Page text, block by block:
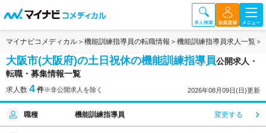
マイナビコメディカル 機能訓練指導員の転職情報 機能訓練指導員求人一覧
大阪市(大阪府)の土日祝休の機能訓練指導員公開求人・
転職・募集情報一覧
求人数 4 件※非公開求人を除く 2026年08月09日(日)更新
職種 機能訓練指導員 変更する